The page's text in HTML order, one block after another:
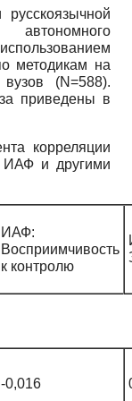
русскоязычной
методикам на
вузов (N=588).
приведены в
корреляции
ИАФ и другими
ИАФ:
Восприимчивость
к контролю
-0,016